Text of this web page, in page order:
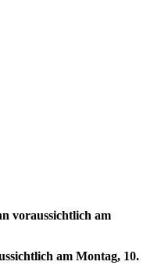
voraussichtlich am
am Montag, 10.